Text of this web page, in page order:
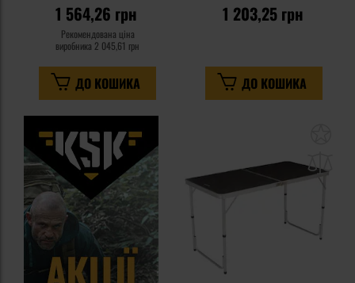
1 564,26 грн
Рекомендована ціна
виробника 2 045,61 грн
ДО КОШИКА
1 203,25 грн
ДО КОШИКА